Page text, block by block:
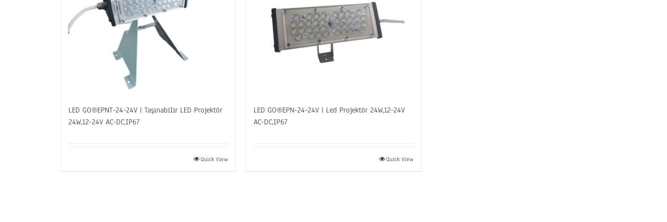
LED GO®EPNT-24-24V | Taşınabilir LED Projektör
24W,12-24V AC-DC,IP67
Quick View
LED GO®EPN-24-24V | Led Projektör 24W,12-24V
AC-DC,IP67
Quick View